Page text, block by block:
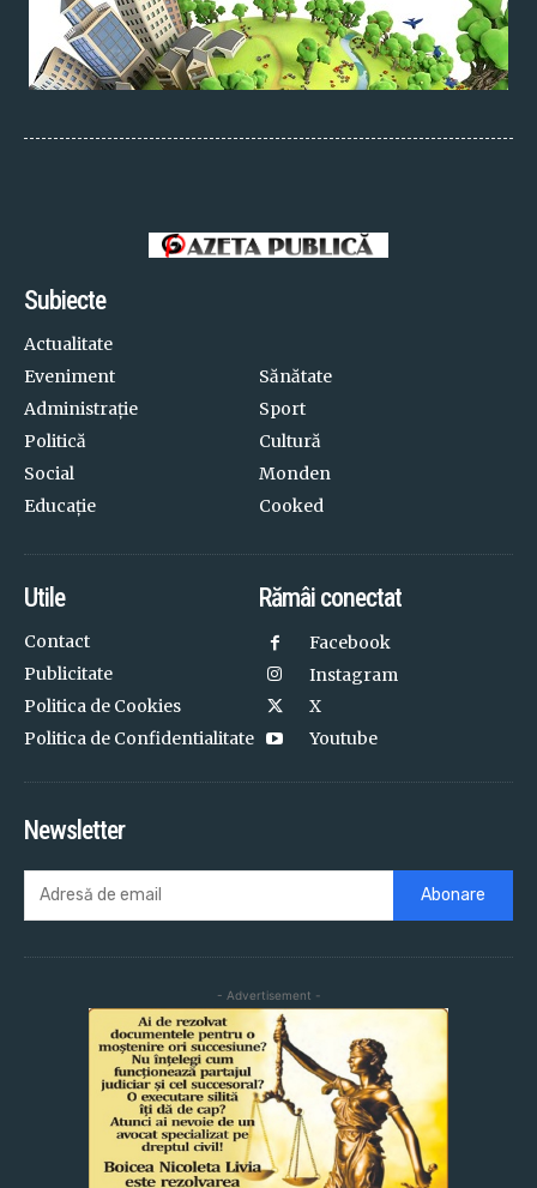
Subiecte
Actualitate
Eveniment
Administrație
Politică
Social
Educație
Sănătate
Sport
Cultură
Monden
Cooked
Utile
Contact
Publicitate
Politica de Cookies
Politica de Confidentialitate
Rămâi conectat
Facebook
Instagram
X
Youtube
Newsletter
Abonare
- Advertisement -